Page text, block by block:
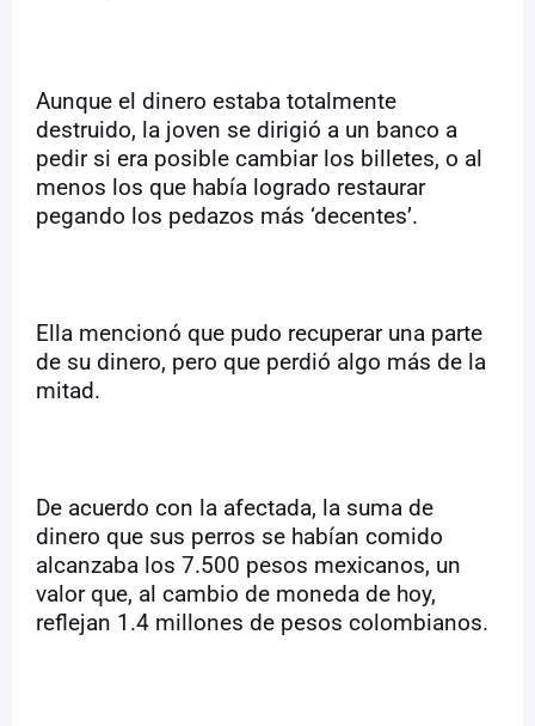
Aunque el dinero estaba totalmente
destruido, la joven se dirigió a un banco a
pedir si era posible cambiar los billetes, o al
menos los que había logrado restaurar
pegando los pedazos más ‘decentes’.
Ella mencionó que pudo recuperar una parte
de su dinero, pero que perdió algo más de la
mitad.
De acuerdo con la afectada, la suma de
dinero que sus perros se habían comido
alcanzaba los 7.500 pesos mexicanos, un
valor que, al cambio de moneda de hoy,
reflejan 1.4 millones de pesos colombianos.